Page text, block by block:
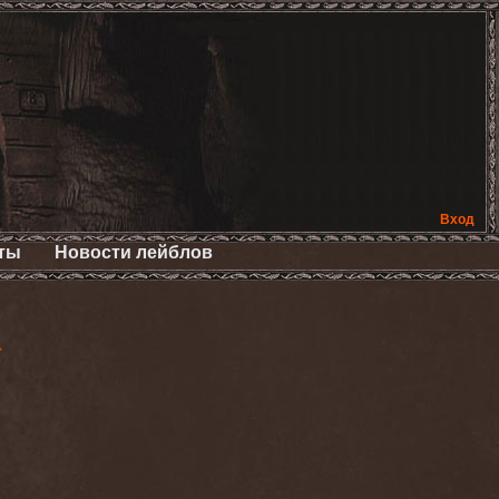
Вход
Новости лейблов